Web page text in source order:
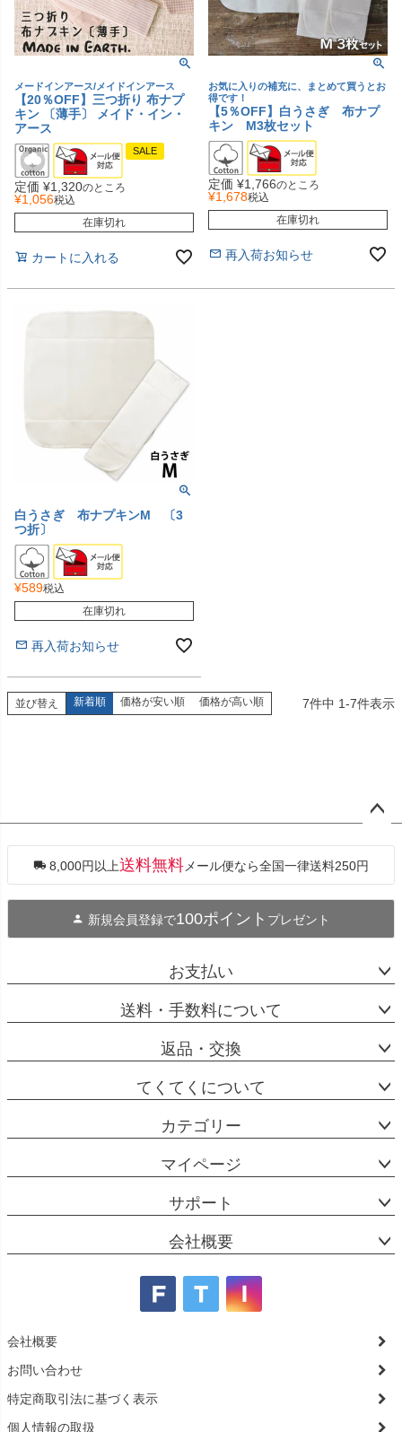
メードインアース/メイドインアース
【20％OFF】三つ折り 布ナプ
キン 〔薄手〕 メイド・イン・
アース
SALE
定価 ¥1,320のところ
¥1,056税込
在庫切れ
カートに入れる
お気に入りの補充に、まとめて買うとお
得です！
【5％OFF】白うさぎ 布ナプ
キン M3枚セット
定価 ¥1,766のところ
¥1,678税込
在庫切れ
再入荷お知らせ
白うさぎ 布ナプキンM 〔3
つ折〕
¥589税込
在庫切れ
再入荷お知らせ
並び替え 新着順 価格が安い順 価格が高い順 7件中 1-7件表示
ジト
へ
8,000円以上送料無料 メール便なら全国一律送料250円
新規会員登録で100ポイント プレゼント
お支払い
送料・手数料について
返品・交換
てくてくについて
カテゴリー
マイページ
サポート
会社概要
会社概要
お問い合わせ
特定商取引法に基づく表示
個人情報の取扱